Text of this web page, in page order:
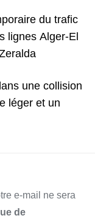
du trafic
lignes Alger-El
une collision
léger et un
e-mail ne sera
de